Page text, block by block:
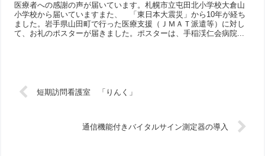
医療者への感謝の声が届いています。札幌市立屯田北小学校大倉山
小学校から届いていますまた、 「東日本大震災」から10年が経ち
ました。岩手県山田町で行った医療支援（ＪＭＡＴ派遣等）に対し
て、お礼のポスターが届きました。ポスターは、手稲渓仁会病院...
短期訪問看護室 「りんく」
通信機能付きバイタルサイン測定器の導入